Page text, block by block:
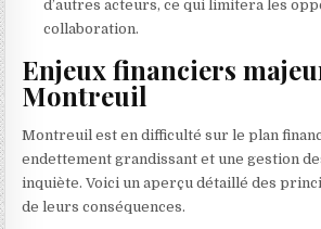
d’autres acteurs, ce qui limitera les
collaboration.
Enjeux financiers
Montreuil
Montreuil est en difficulté sur le plan
endettement grandissant et une gestion
inquiète. Voici un aperçu détaillé des
de leurs conséquences.